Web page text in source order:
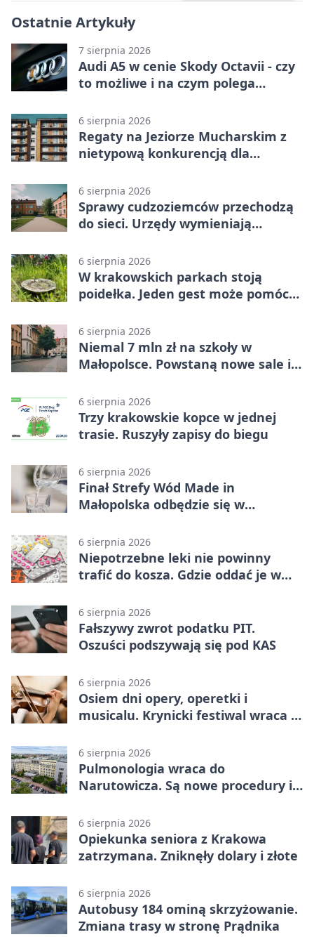
Ostatnie Artykuły
7 sierpnia 2026
Audi A5 w cenie Skody Octavii - czy
to możliwe i na czym polega
6 sierpnia 2026
Regaty na Jeziorze Mucharskim z
nietypową konkurencją dla
6 sierpnia 2026
Sprawy cudzoziemców przechodzą
do sieci. Urzędy wymieniają
6 sierpnia 2026
W krakowskich parkach stoją
poidełka. Jeden gest może pomóc
6 sierpnia 2026
Niemal 7 mln zł na szkoły w
Małopolsce. Powstaną nowe sale i
6 sierpnia 2026
Trzy krakowskie kopce w jednej
trasie. Ruszyły zapisy do biegu
6 sierpnia 2026
Finał Strefy Wód Made in
Małopolska odbędzie się w
6 sierpnia 2026
Niepotrzebne leki nie powinny
trafić do kosza. Gdzie oddać je w
6 sierpnia 2026
Fałszywy zwrot podatku PIT.
Oszuści podszywają się pod KAS
6 sierpnia 2026
Osiem dni opery, operetki i
musicalu. Krynicki festiwal wraca z
6 sierpnia 2026
Pulmonologia wraca do
Narutowicza. Są nowe procedury i
6 sierpnia 2026
Opiekunka seniora z Krakowa
zatrzymana. Zniknęły dolary i złote
6 sierpnia 2026
Autobusy 184 ominą skrzyżowanie.
Zmiana trasy w stronę Prądnika